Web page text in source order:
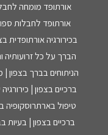
אורתופד מומחה
אורתופד לחבלות
בכירורגיה אורתופדית
הברך על כל זרועותיה
הניתוחים בברך בצפון |
ברכיים בצפון |
טיפול בארתרוסקופיה
ברכיים בצפון | בעיות